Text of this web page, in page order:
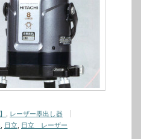
レーザー墨出し器
日立 日立 レーザー